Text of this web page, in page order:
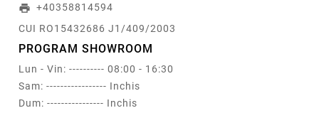
print +40358814594
CUI RO15432686 J1/409/2003
PROGRAM SHOWROOM
Lun - Vin: ---------- 08:00 - 16:30
Sam: ----------------- Inchis
Dum: ---------------- Inchis